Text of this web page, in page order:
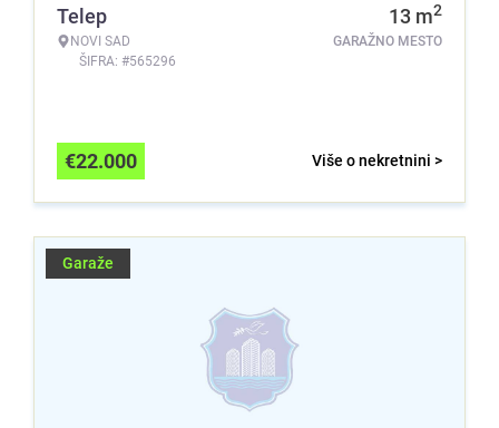
Telep
NOVI SAD
ŠIFRA: #565296
13 m2
GARAŽNO MESTO
Više o nekretnini >
€22.000
Garaže